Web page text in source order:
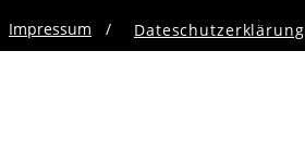
Impressum / Dateschutzerklärung